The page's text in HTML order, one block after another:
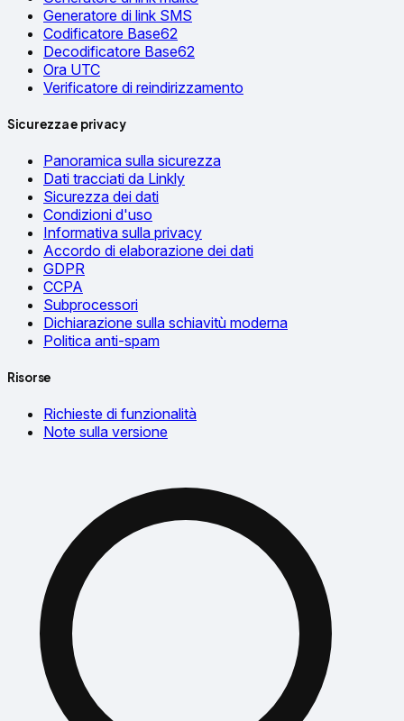
Generatore di link SMS
Codificatore Base62
Decodificatore Base62
Ora UTC
Verificatore di reindirizzamento
Sicurezza e privacy
Panoramica sulla sicurezza
Dati tracciati da Linkly
Sicurezza dei dati
Condizioni d'uso
Informativa sulla privacy
Accordo di elaborazione dei dati
GDPR
CCPA
Subprocessori
Dichiarazione sulla schiavitù moderna
Politica anti-spam
Risorse
Richieste di funzionalità
Note sulla versione